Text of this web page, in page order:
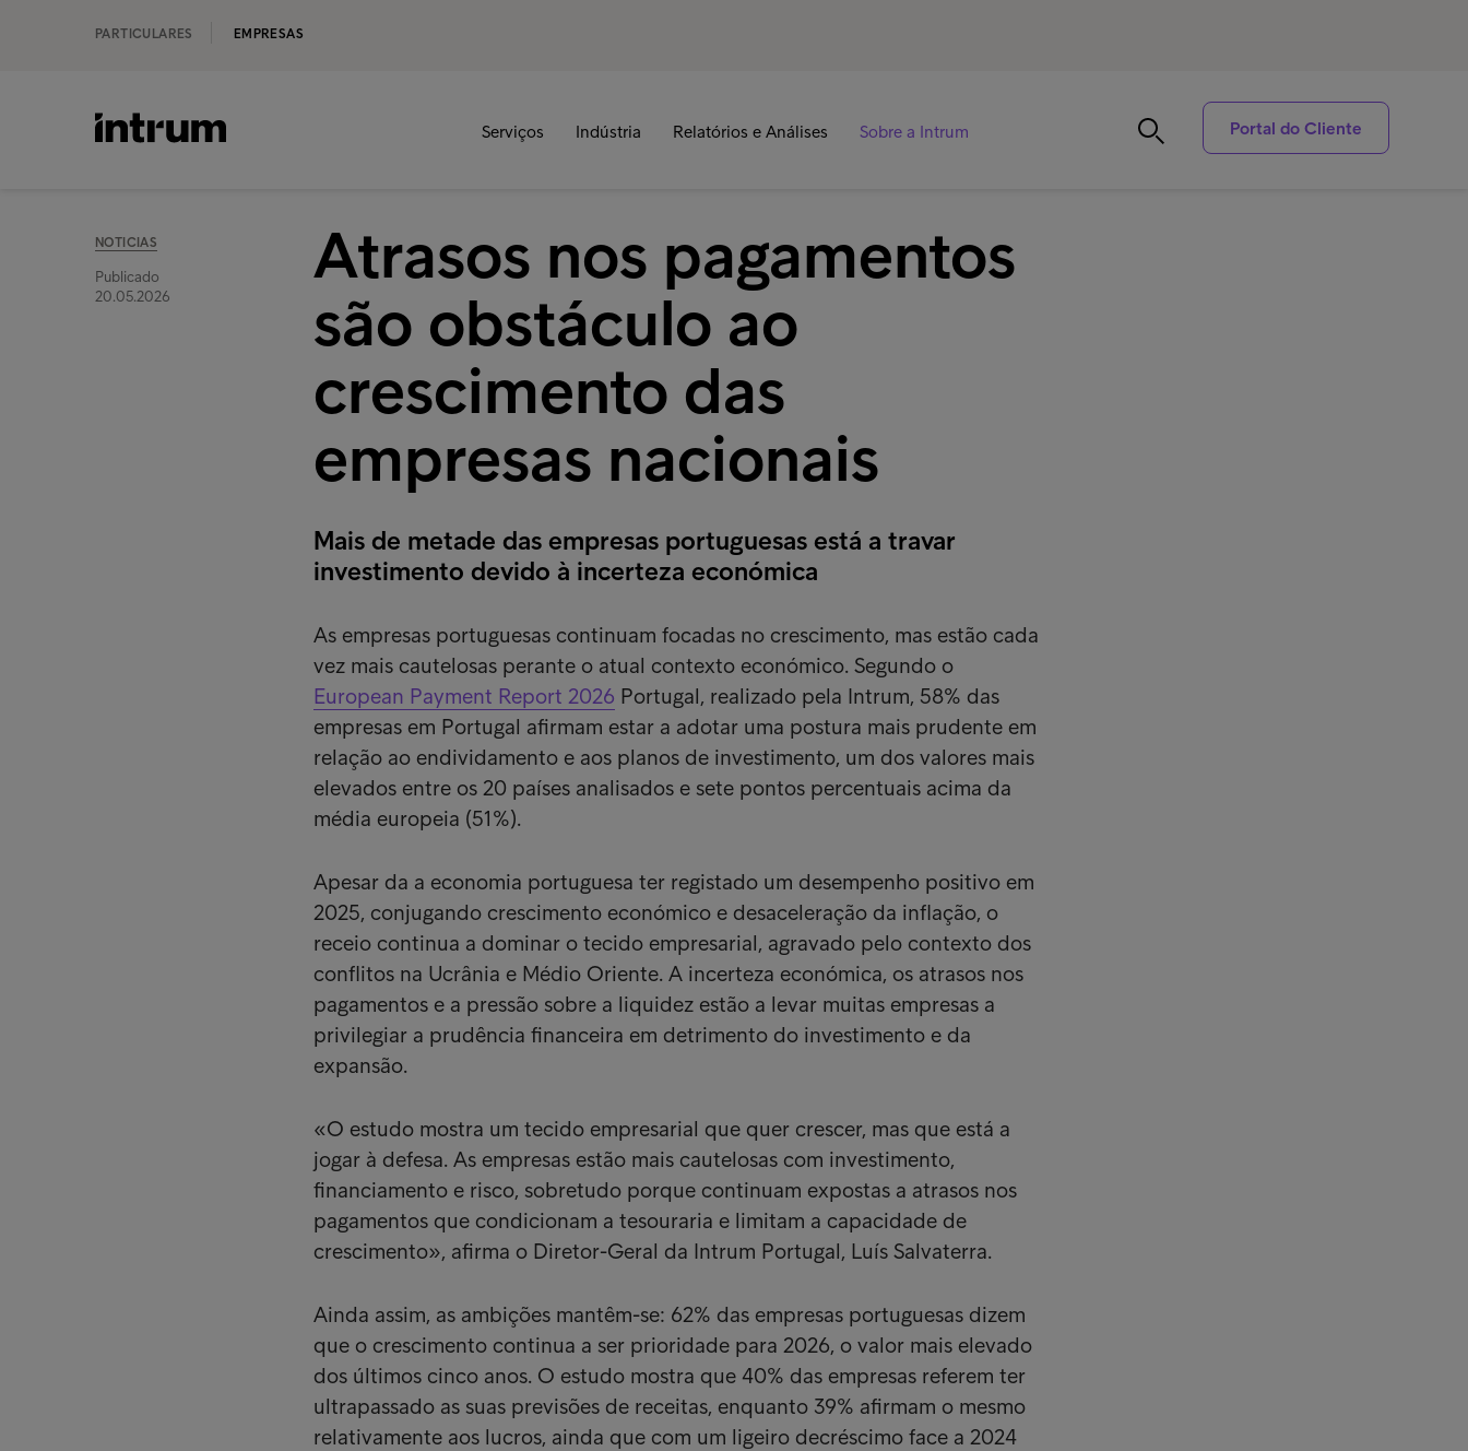
PARTICULARES EMPRESAS
Serviços Indústria Relatórios e Análises Sobre a Intrum Portal do Cliente
NOTICIAS
Publicado
20.05.2026
Atrasos nos pagamentos
são obstáculo ao
crescimento das
empresas nacionais
Mais de metade das empresas portuguesas está a travar
investimento devido à incerteza económica
As empresas portuguesas continuam focadas no crescimento, mas estão cada
vez mais cautelosas perante o atual contexto económico. Segundo o
European Payment Report 2026 Portugal, realizado pela Intrum, 58% das
empresas em Portugal afirmam estar a adotar uma postura mais prudente em
relação ao endividamento e aos planos de investimento, um dos valores mais
elevados entre os 20 países analisados e sete pontos percentuais acima da
média europeia (51%).
Apesar da a economia portuguesa ter registado um desempenho positivo em
2025, conjugando crescimento económico e desaceleração da inflação, o
receio continua a dominar o tecido empresarial, agravado pelo contexto dos
conflitos na Ucrânia e Médio Oriente. A incerteza económica, os atrasos nos
pagamentos e a pressão sobre a liquidez estão a levar muitas empresas a
privilegiar a prudência financeira em detrimento do investimento e da
expansão.
«O estudo mostra um tecido empresarial que quer crescer, mas que está a
jogar à defesa. As empresas estão mais cautelosas com investimento,
financiamento e risco, sobretudo porque continuam expostas a atrasos nos
pagamentos que condicionam a tesouraria e limitam a capacidade de
crescimento», afirma o Diretor-Geral da Intrum Portugal, Luís Salvaterra.
Ainda assim, as ambições mantêm-se: 62% das empresas portuguesas dizem
que o crescimento continua a ser prioridade para 2026, o valor mais elevado
dos últimos cinco anos. O estudo mostra que 40% das empresas referem ter
ultrapassado as suas previsões de receitas, enquanto 39% afirmam o mesmo
relativamente aos lucros, ainda que com um ligeiro decréscimo face a 2024